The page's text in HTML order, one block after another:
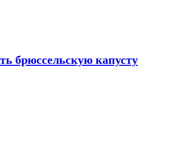
брюссельскую капусту